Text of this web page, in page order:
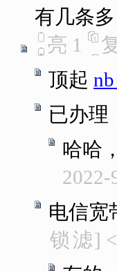
有几条多
亮 1
顶起
已办理
哈哈
2022-
电信宽
锁 滤]